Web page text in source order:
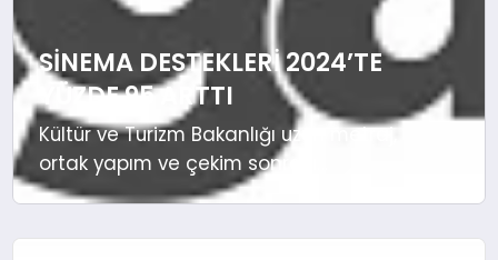
SINEMA DESTEKLERI 2024’TE
YÜZDE 95 ARTTI
Kültür ve Turizm Bakanlığı uzun metraj,
ortak yapım ve çekim sonrası
türlerindeki 22 projeye toplam 97 milyon